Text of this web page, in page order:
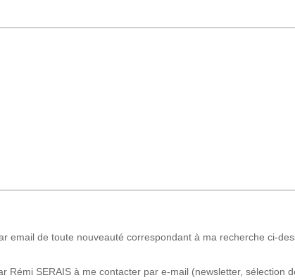
email de toute nouveauté correspondant à ma recherche ci-
Rémi SERAIS à me contacter par e-mail (newsletter, sélection